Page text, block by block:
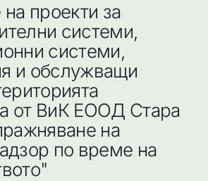
проекти за
системи,
системи,
и обслужващи
от ВиК ЕООД Стара
на
по време на